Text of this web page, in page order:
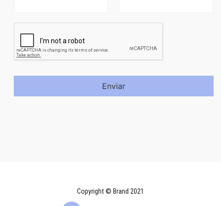
Enviar
Copyright © Brand 2021